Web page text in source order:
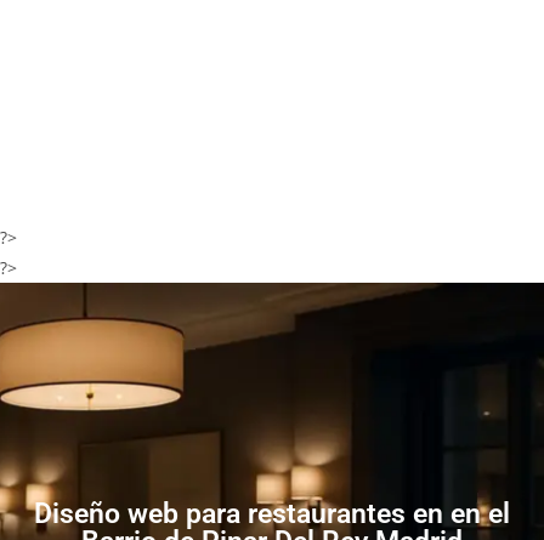
?>
?>
Diseño web para restaurantes en en el